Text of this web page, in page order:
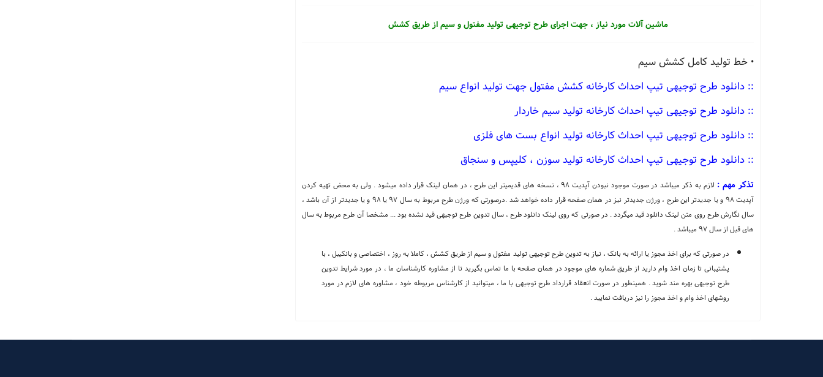
ماشین آلات مورد نیاز ، جهت اجرای طرح توجیهی تولید مفتول و سیم از طریق کشش
• خط تولید کامل کشش سیم
:: دانلود طرح توجیهی تیپ احداث کارخانه کشش مفتول جهت تولید انواع سیم
:: دانلود طرح توجیهی تیپ احداث کارخانه تولید سیم خاردار
:: دانلود طرح توجیهی تیپ احداث کارخانه تولید انواع بست های فلزی
:: دانلود طرح توجیهی تیپ احداث کارخانه تولید سوزن ، کلیپس و سنجاق
تذکر مهم :
لازم به ذکر میباشد در صورت موجود نبودن آپدیت 98 ، نسخه های قدیمیتر این طرح ، در همان لینک قرار داده میشود . ولی به محض تهیه کردن
آپدیت 98 و یا جدیدتر این طرح ، ورژن جدیدتر نیز در همان صفحه قرار داده خواهد شد .درصورتی که ورژن طرح مربوط به سال 97 یا 98 و یا جدیدتر از آن باشد ،
سال نگارش طرح روی متن لینک دانلود قید میگردد . در صورتی که روی لینک دانلود طرح ، سال تدوین طرح توجیهی قید نشده بود ... مشخصا آن طرح مربوط به سال
های قبل از سال 97 میباشد .
در صورتی که برای اخذ مجوز یا ارائه به بانک ، نیاز به تدوین طرح توجیهی تولید مفتول و سیم از طریق کشش ، کاملا به روز ، اختصاصی و بانکیبل ، با
پشتیبانی تا زمان اخذ وام دارید از طریق شماره های موجود در همان صفحه با ما تماس بگیرید تا از مشاوره کارشناسان ما ، در مورد شرایط تدوین
طرح توجیهی بهره مند شوید . همینطور در صورت انعقاد قرارداد طرح توجیهی با ما ، میتوانید از کارشناس مربوطه خود ، مشاوره های لازم در مورد
روشهای اخذ وام و اخذ مجوز را نیز دریافت نمایید .